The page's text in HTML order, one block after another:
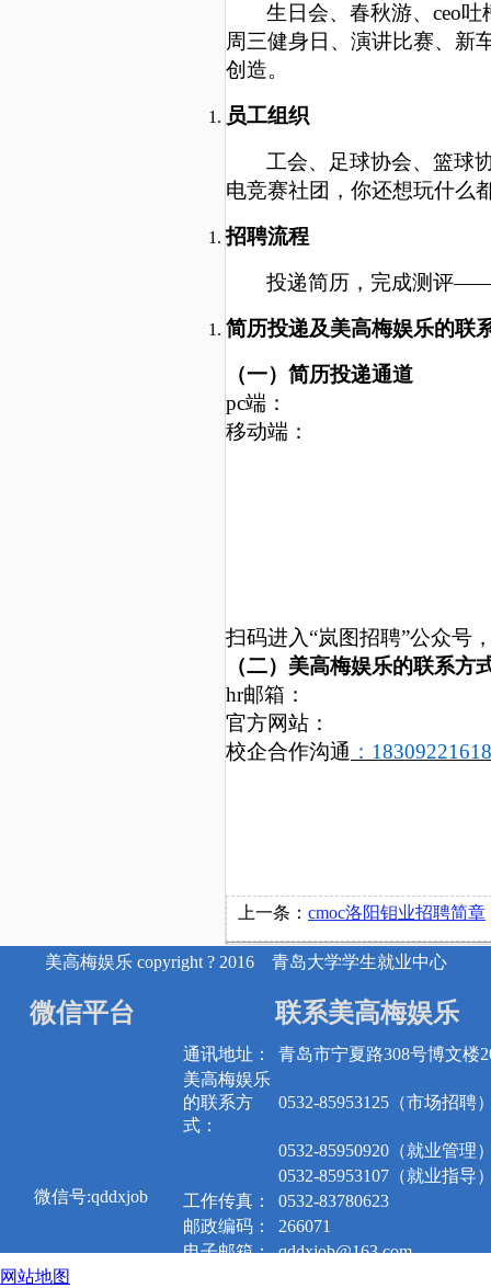
生日会、春秋游、 ceo吐
周三健身日、演讲比赛、新
创造。
员工组织
工会、足球协会、篮球
电竞赛社团，你还想玩什么
招聘流程
投递简历，完成测评
简历投递及美高梅娱乐的联
（一）简历投递通道
pc端：
移动端：
扫码进入 “岚图招聘”公众号
（二）美高梅娱乐的联系方
hr邮箱：
官方网站：
校企合作沟通 ： 18309221618
上一条： cmoc洛阳钼业招聘简章
美高梅娱乐 copyright ? 2016 青岛大学学生就业中心
微信平台
微信号:qddxjob
联系美高梅娱乐
通讯地址：
青岛市宁夏路308号博文楼
美高梅娱乐
的联系方
式：
0532-85953125（市场招聘
0532-85950920（就业管理
0532-85953107（就业指导
工作传真：
0532-83780623
邮政编码：
266071
电子邮箱： qddxjob@163.com
网站地图